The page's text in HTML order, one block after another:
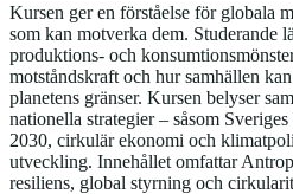
Kursen ger en förståelse för globala
som kan motverka dem. Studerande
produktions- och
motståndskraft och hur samhällen
planetens gränser. Kursen belyser
nationella strategier – såsom
2030, cirkulär ekonomi och
utveckling. Innehållet omfattar
resiliens, global styrning och